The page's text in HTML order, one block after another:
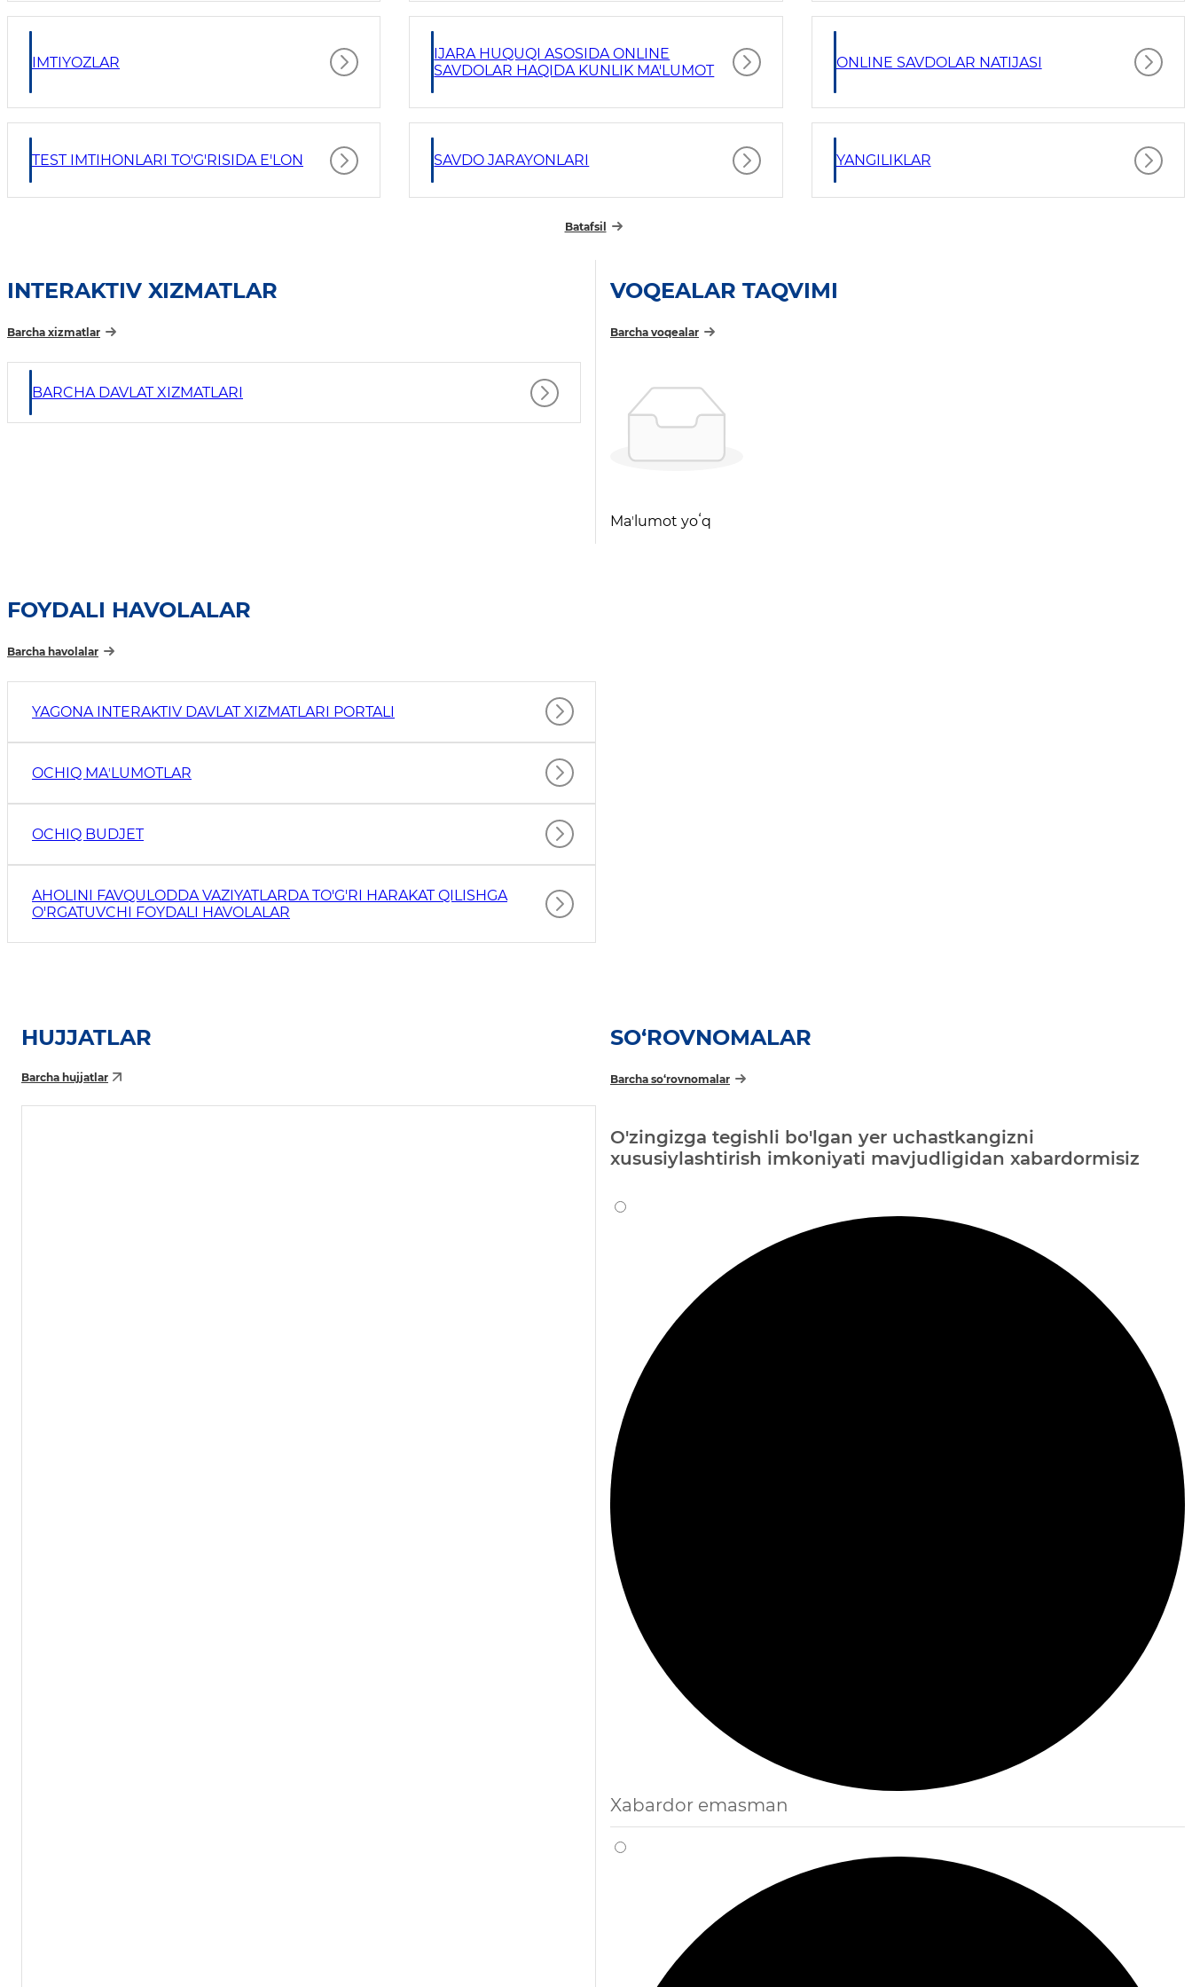
IMTIYOZLAR
IJARA HUQUQI ASOSIDA ONLINE
SAVDOLAR HAQIDA KUNLIK MA'LUMOT
ONLINE SAVDOLAR NATIJASI
TEST IMTIHONLARI TO'G'RISIDA E'LON SAVDO JARAYONLARI YANGILIKLAR
Batafsil
INTERAKTIV XIZMATLAR
Barcha xizmatlar
BARCHA DAVLAT XIZMATLARI
VOQEALAR TAQVIMI
Barcha voqealar
Maʼlumot yoʻq
FOYDALI HAVOLALAR
Barcha havolalar
YAGONA INTERAKTIV DAVLAT XIZMATLARI PORTALI
OCHIQ MAʼLUMOTLAR
OCHIQ BUDJET
AHOLINI FAVQULODDA VAZIYATLARDA TO'G'RI HARAKAT QILISHGA
O'RGATUVCHI FOYDALI HAVOLALAR
HUJJATLAR
Barcha hujjatlar
SO‘ROVNOMALAR
Barcha so‘rovnomalar
O'zingizga tegishli bo'lgan yer uchastkangizni
xususiylashtirish imkoniyati mavjudligidan xabardormisiz
Xabardor emasman